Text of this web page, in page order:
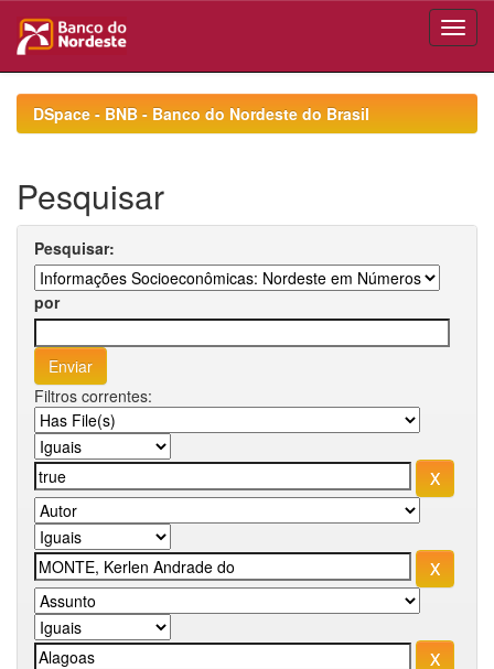
navigationDSpace - BNB - Banco do Nordeste do Brasil
Pesquisar
Pesquisar:
por
Filtros correntes: